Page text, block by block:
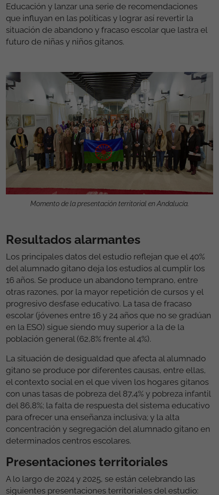
Educación y lanzar una serie de recomendaciones
que influyan en las políticas y lograr así revertir la
situación de abandono y fracaso escolar que lastra el
futuro de niñas y niños gitanos.
Momento de la presentación territorial en Andalucía.
Resultados alarmantes
Los principales datos del estudio reflejan que el 40%
del alumnado gitano deja los estudios al cumplir los
16 años. Se produce un abandono temprano, entre
otras razones, por la mayor repetición de cursos y el
progresivo desfase educativo. La tasa de fracaso
escolar (jóvenes entre 16 y 24 años que no se gradúan
en la ESO) sigue siendo muy superior a la de la
población general (62,8% frente al 4%).
La situación de desigualdad que afecta al alumnado
gitano se produce por diferentes causas, entre ellas,
el contexto social en el que viven los hogares gitanos
con unas tasas de pobreza del 87,4% y pobreza infantil
del 86,8%; la falta de respuesta del sistema educativo
para ofrecer una enseñanza inclusiva; y la alta
concentración y segregación del alumnado gitano en
determinados centros escolares.
Presentaciones territoriales
A lo largo de 2024 y 2025, se están celebrando las
siguientes presentaciones territoriales del estudio: